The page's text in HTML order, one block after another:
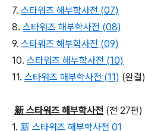
7. 스타워즈 해부학사전 (07)
8. 스타워즈 해부학사전 (08)
9. 스타워즈 해부학사전 (09)
10. 스타워즈 해부학사전 (10)
11. 스타워즈 해부학사전 (11) (완결)
新 스타워즈 해부학사전 (전 27편)
1. 新 스타워즈 해부학사전 01